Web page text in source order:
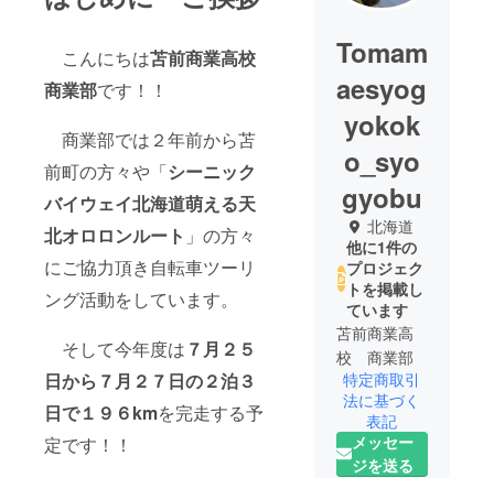
こんにちは苫前商業高校
商業部です！！
商業部では２年前から苫
前町の方々や「シーニック
バイウェイ北海道萌える天
北オロロンルート 」の方々
にご協力頂き自転車ツーリ
ング活動をしています。
そして今年度は ７月２５
日から７月２７日の２泊３
日で１９６kmを完走する予
定です！！
Tomam
aesyog
yokok
o_syo
gyobu
北海道
他に1件の
プロジェク
トを掲載し
ています
苫前商業高
校 商業部
特定商取引
法に基づく
表記
メッセー
ジを送る